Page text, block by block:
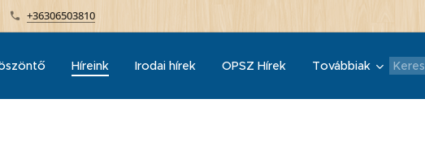
+36306503810
Híreink Irodai hírek OPSZ Hírek Továbbiak